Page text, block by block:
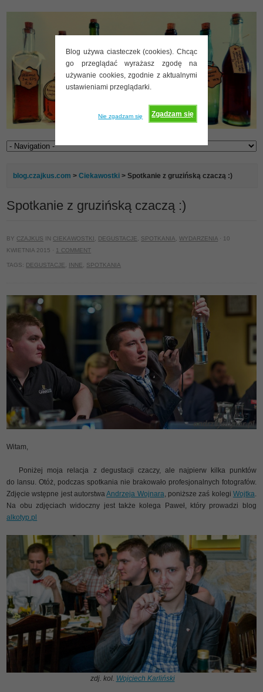
Blog używa ciasteczek (cookies). Chcąc
go przeglądać wyrażasz zgodę na
używanie cookies, zgodnie z aktualnymi
ustawieniami przeglądarki.
Zgadzam się
Nie zgadzam się
blog.czajkus.com >Ciekawostki > Spotkanie z gruzińską czaczą :)
Spotkanie z gruzińską czaczą :)
BY CZAJKUS IN CIEKAWOSTKI DEGUSTACJE SPOTKANIA ,WYDARZENIA · 10
KWIETNIA 2015 · 1 COMMENT
TAGS: DEGUSTACJE INNE SPOTKANIA
Witam,
Poniżej moja relacja z degustacji czaczy, ale najpierw kilka punktów
do lansu. Otóż, podczas spotkania nie brakowało profesjonalnych fotografów.
Zdjęcie wstępne jest autorstwaAndrzeja Wojnara , poniższe zaś kolegi Wojtka
Na obu zdjęciach widoczny jest także kolega Paweł, który prowadzi blog
alkotyp.pl
zdj. kol. Wojciech Karliński